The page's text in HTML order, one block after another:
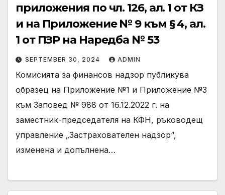
приложения по чл. 126, ал. 1 от КЗ
и на Приложение № 9 към § 4, ал.
1 от ПЗР на Наредба № 53
SEPTEMBER 30, 2024 ADMIN
Комисията за финансов надзор публикува
образец на Приложение №1 и Приложение №3
към Заповед № 988 от 16.12.2022 г. на
заместник-председателя на КФН, ръководещ
управление „Застрахователен надзор“,
изменена и допълнена…